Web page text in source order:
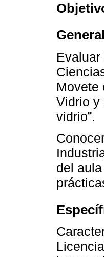
Movete
Vidrio y
vidrio”.
del